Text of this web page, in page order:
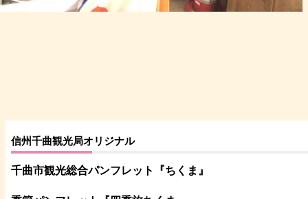
信州千曲観光局オリジナル
千曲市観光総合パンフレット 『ちくま 』